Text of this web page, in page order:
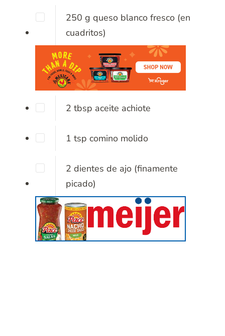
250 g queso blanco fresco (en
cuadritos)
2 tbsp aceite achiote
1 tsp comino molido
2 dientes de ajo (finamente
picado)